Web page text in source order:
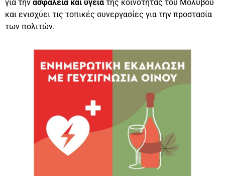
για την ασφάλεια και υγεία της κοινότητας του Μολύβου
και ενισχύει τις τοπικές συνεργασίες για την προστασία
των πολιτών.